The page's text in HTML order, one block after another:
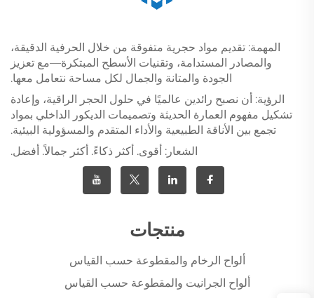
المهمة: تقديم مواد حجرية متفوقة من خلال الحرفية الدقيقة،
والمصادر المستدامة، وتقنيات الأسطح المبتكرة—مع تعزيز
الجودة والمتانة والجمال لكل مساحة نتعامل معها.
الرؤية: أن نصبح رائدين عالميًا في حلول الحجر الراقية، وإعادة
تشكيل مفهوم العمارة الحديثة وتصميمات الديكور الداخلي بمواد
تجمع بين الأناقة الطبيعية والأداء المتقدم والمسؤولية البيئية.
الشعار: أقوى. أكثر ذكاءً. أكثر جمالاً. أفضل.
منتجات
ألواح الرخام والمقطوعة حسب القياس
ألواح الجرانيت والمقطوعة حسب القياس